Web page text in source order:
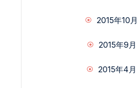
2015年10月
2015年9月
2015年4月